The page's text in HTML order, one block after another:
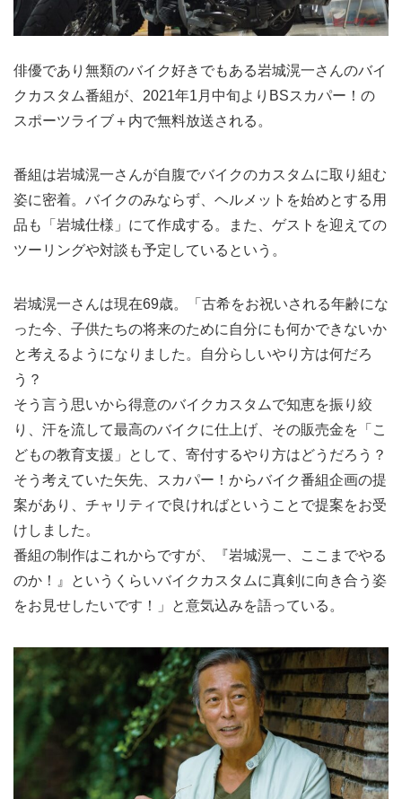
俳優であり無類のバイク好きでもある岩城滉一さんのバイ
クカスタム番組が、2021年1月中旬よりBSスカパー！の
スポーツライブ＋内で無料放送される。
番組は岩城滉一さんが自腹でバイクのカスタムに取り組む
姿に密着。バイクのみならず、ヘルメットを始めとする用
品も「岩城仕様」にて作成する。また、ゲストを迎えての
ツーリングや対談も予定しているという。
岩城滉一さんは現在69歳。「古希をお祝いされる年齢にな
った今、子供たちの将来のために自分にも何かできないか
と考えるようになりました。自分らしいやり方は何だろ
う？
そう言う思いから得意のバイクカスタムで知恵を振り絞
り、汗を流して最高のバイクに仕上げ、その販売金を「こ
どもの教育支援」として、寄付するやり方はどうだろう？
そう考えていた矢先、スカパー！からバイク番組企画の提
案があり、チャリティで良ければということで提案をお受
けしました。
番組の制作はこれからですが、『岩城滉一、ここまでやる
のか！』というくらいバイクカスタムに真剣に向き合う姿
をお見せしたいです！」と意気込みを語っている。